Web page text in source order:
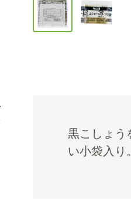
黒こしょう
い小袋入り